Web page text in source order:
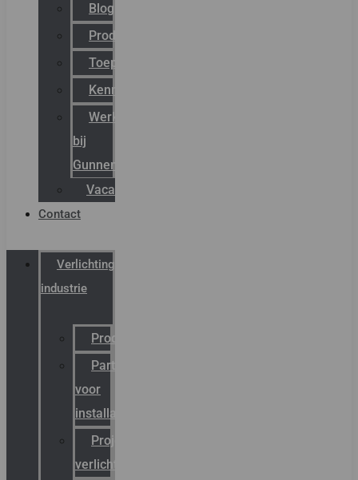
Blog
Productnieuws
Toepassingen
Kenniscentrum
Werken
bij
Gunneman
Vacatures
Contact
Verlichting
industrie
Productcatalogus
Partner
voor
installateurs
Projectreferenties
verlichting